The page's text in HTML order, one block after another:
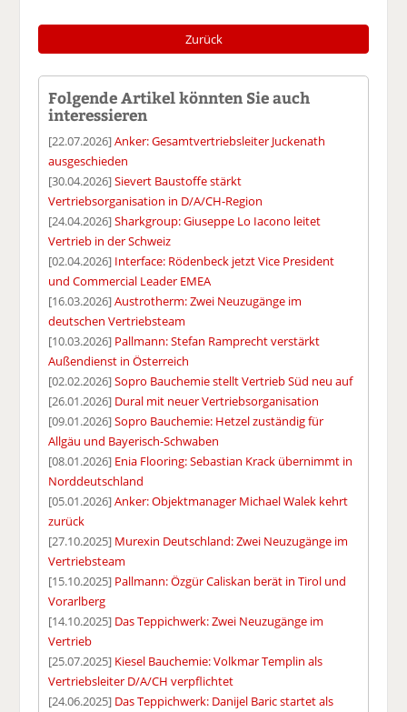
Zurück
Folgende Artikel könnten Sie auch
interessieren
[22.07.2026]Anker: Gesamtvertriebsleiter Juckenath
ausgeschieden
[30.04.2026]Sievert Baustoffe stärkt
Vertriebsorganisation in D/A/CH-Region
[24.04.2026]Sharkgroup: Giuseppe Lo Iacono leitet
Vertrieb in der Schweiz
[02.04.2026] Interface: Rödenbeck jetzt Vice President
und Commercial Leader EMEA
[16.03.2026]Austrotherm: Zwei Neuzugänge im
deutschen Vertriebsteam
[10.03.2026] Pallmann: Stefan Ramprecht verstärkt
Außendienst in Österreich
[02.02.2026]Sopro Bauchemie stellt Vertrieb Süd neu auf
[26.01.2026] Dural mit neuer Vertriebsorganisation
[09.01.2026]Sopro Bauchemie: Hetzel zuständig für
Allgäu und Bayerisch-Schwaben
[08.01.2026] Enia Flooring: Sebastian Krack übernimmt in
Norddeutschland
[05.01.2026]Anker: Objektmanager Michael Walek kehrt
zurück
[27.10.2025] Murexin Deutschland: Zwei Neuzugänge im
Vertriebsteam
[15.10.2025] Pallmann: Özgür Caliskan berät in Tirol und
Vorarlberg
[14.10.2025] Das Teppichwerk: Zwei Neuzugänge im
Vertrieb
[25.07.2025] Kiesel Bauchemie: Volkmar Templin als
Vertriebsleiter D/A/CH verpflichtet
[24.06.2025] Das Teppichwerk: Danijel Baric startet als